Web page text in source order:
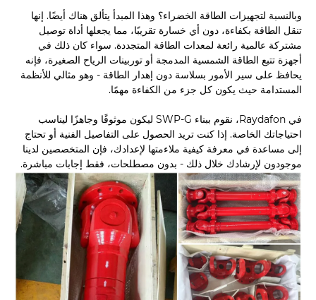
وبالنسبة لتجهيزات الطاقة الخضراء؟ وهذا المبدأ يتألق هناك أيضًا. إنها
تنقل الطاقة بكفاءة، دون أي خسارة تقريبًا، مما يجعلها أداة توصيل
مشتركة عالمية رائعة لمعدات الطاقة المتجددة. سواء كان ذلك في
أجهزة تتبع الطاقة الشمسية المدمجة أو توربينات الرياح الصغيرة، فإنه
يحافظ على سير الأمور بسلاسة دون إهدار الطاقة - وهو مثالي للأنظمة
المستدامة حيث يكون كل جزء من الكفاءة مهمًا.
في Raydafon، نقوم ببناء SWP-G ليكون موثوقًا وجاهزًا ليناسب
احتياجاتك الخاصة. إذا كنت تريد الحصول على التفاصيل الفنية أو تحتاج
إلى مساعدة في معرفة كيفية ملاءمتها لإعدادك، فإن المتخصصين لدينا
موجودون لإرشادك خلال ذلك - بدون مصطلحات، فقط إجابات مباشرة.